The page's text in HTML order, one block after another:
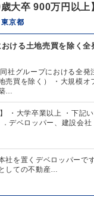
大卒 900万円以上
東京都
おける土地売買を除く全
同社グループにおける全
売買を除く） ・大規模オ
…
】 ・大学卒業以上 ・下記
．デベロッパー、建設会
社を置くデベロッパーで
しての不動産…